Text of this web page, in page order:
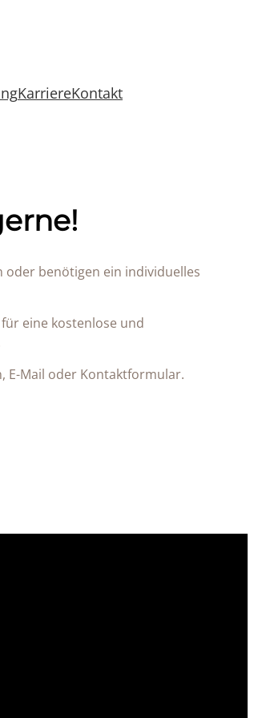
KarriereKontakt
oder benötigen ein individuelles
eine kostenlose und
E-Mail oder Kontaktformular.